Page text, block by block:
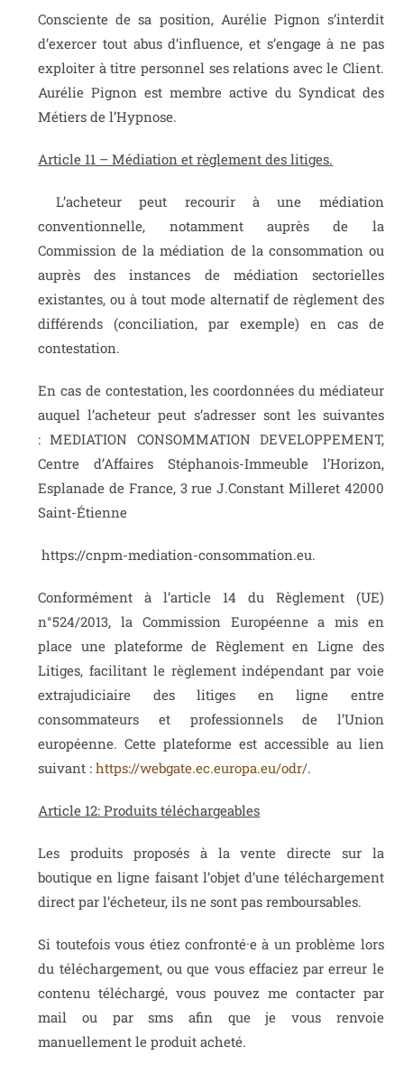
Consciente de sa position, Aurélie Pignon s’interdit
d’exercer tout abus d’influence, et s’engage à ne pas
exploiter à titre personnel ses relations avec le Client.
Aurélie Pignon est membre active du Syndicat des
Métiers de l’Hypnose.
Article 11 – Médiation et règlement des litiges.
L’acheteur peut recourir à une médiation
conventionnelle, notamment auprès de la
Commission de la médiation de la consommation ou
auprès des instances de médiation sectorielles
existantes, ou à tout mode alternatif de règlement des
différends (conciliation, par exemple) en cas de
contestation.
En cas de contestation, les coordonnées du médiateur
auquel l’acheteur peut s’adresser sont les suivantes
:MEDIATION CONSOMMATION DEVELOPPEMENT,
Centre d’Affaires Stéphanois-Immeuble l’Horizon,
Esplanade de France, 3 rue J.Constant Milleret 42000
Saint-Étienne
https://cnpm-mediation-consommation.eu.
Conformément à l’article 14 du Règlement (UE)
n°524/2013, la Commission Européenne a mis en
place une plateforme de Règlement en Ligne des
Litiges, facilitant le règlement indépendant par voie
extrajudiciaire des litiges en ligne entre
consommateurs et professionnels de l’Union
européenne. Cette plateforme est accessible au lien
suivant :https://webgate.ec.europa.eu/odr/.
Article 12: Produits téléchargeables
Les produits proposés à la vente directe sur la
boutique en ligne faisant l’objet d’une téléchargement
direct par l’écheteur, ils ne sont pas remboursables.
Si toutefois vous étiez confronté·e à un problème lors
du téléchargement, ou que vous effaciez par erreur le
contenu téléchargé, vous pouvez me contacter par
mail ou par sms afin que je vous renvoie
manuellement le produit acheté.